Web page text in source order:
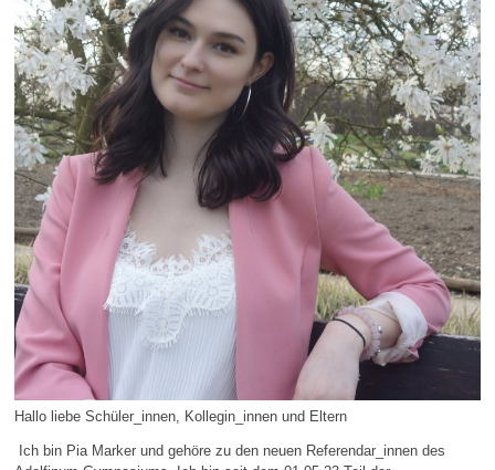
Hallo liebe Schüler_innen, Kollegin_innen und Eltern
Ich bin Pia Marker und gehöre zu den neuen Referendar_innen des